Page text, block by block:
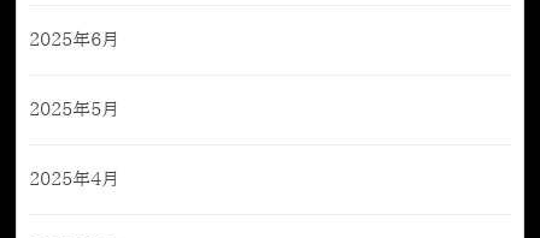
2025年6月
2025年5月
2025年4月